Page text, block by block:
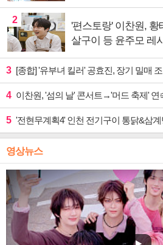
2
'편스토랑' 이찬원, 황
살구이 등 윤주모 레
3 [종합] '유부녀 킬러' 공효진, 장기 밀매 조직
4 이찬원, '섬의 날' 콘서트→'머드 축제' 연
5 '전현무계획4' 인천 전기구이 통닭&삼
영상뉴스